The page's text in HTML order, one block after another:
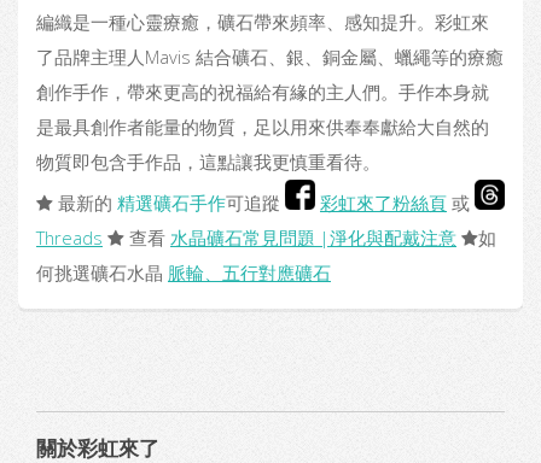
編織是一種心靈療癒，礦石帶來頻率、感知提升。彩虹來
了品牌主理人Mavis 結合礦石、銀、銅金屬、蠟繩等的療癒
創作手作，帶來更高的祝福給有緣的主人們。手作本身就
是最具創作者能量的物質，足以用來供奉奉獻給大自然的
物質即包含手作品，這點讓我更慎重看待。
最新的 精選礦石手作可追蹤 彩虹來了粉絲頁 或
Threads
查看 水晶礦石常見問題 |淨化與配戴注意
如
何挑選礦石水晶 脈輪、五行對應礦石
關於彩虹來了